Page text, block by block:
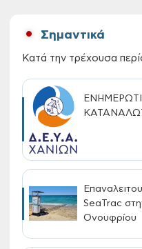
Σημαντικά
Κατά την τρέχουσα
SeaTrac
Ονουφρίου